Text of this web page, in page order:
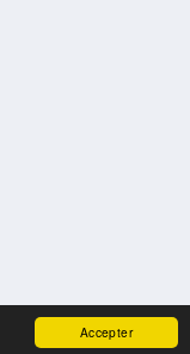
Accepter